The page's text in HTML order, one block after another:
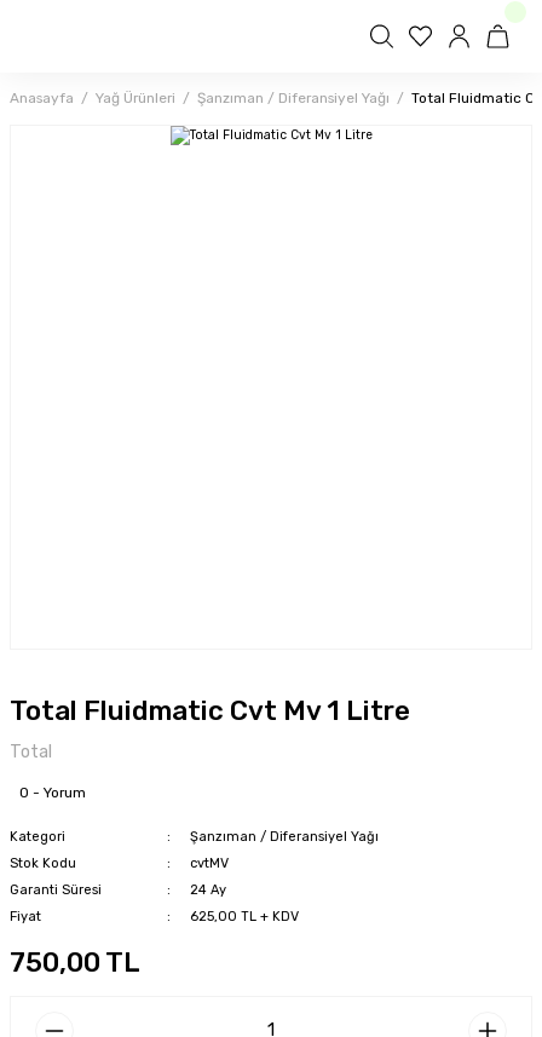
Anasayfa Yağ Ürünleri Şanzıman / Diferansiyel Yağı Total Fluidmatic
Total Fluidmatic Cvt Mv 1 Litre
Total
0 - Yorum
Kategori
Şanzıman / Diferansiyel Yağı
Stok Kodu
cvtMV
Garanti Süresi
24 Ay
Fiyat
625,00 TL + KDV
750,00 TL